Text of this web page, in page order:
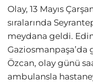
Olay, 13 Mayıs
sıralarında
meydana geldi.
Özcan, olay günü
ambulansla